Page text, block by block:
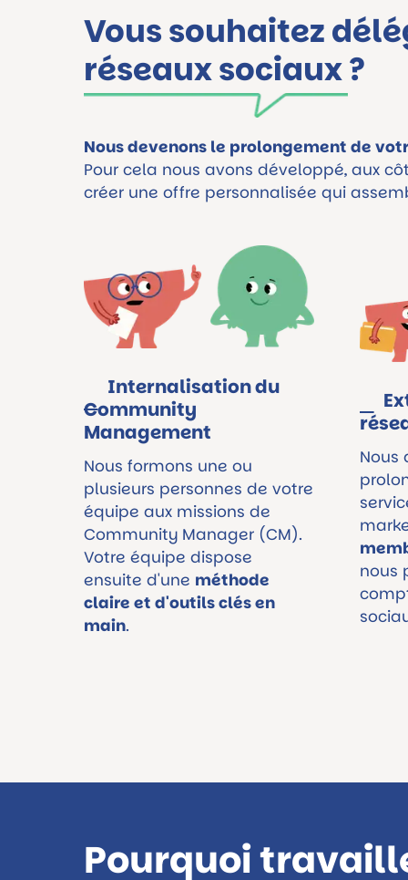
Vous souhaitez
réseaux sociaux ?
Nous devenons le prolongement de
Pour cela nous avons développé, aux
créer une offre personnalisée qui
Internalisation du
Community
Management
Nous formons une ou
plusieurs personnes de votre
équipe aux missions de
Community Manager (CM).
Votre équipe dispose
ensuite d'une méthode
claire et d'outils clés en
main.
Nous
nous
Pourquoi